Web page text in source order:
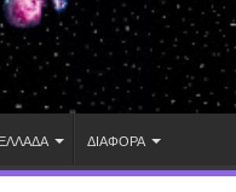
ΕΛΛΑΔΑ ΔΙΑΦΟΡΑ